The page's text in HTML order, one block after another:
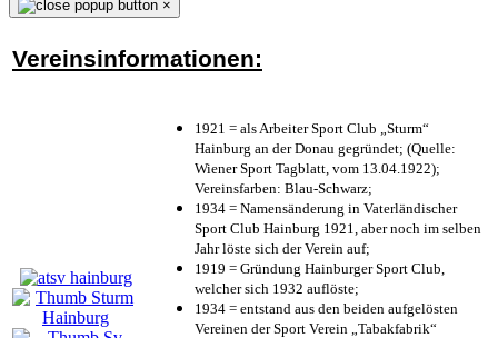
×
Vereinsinformationen:
1921 = als Arbeiter Sport Club „Sturm“
Hainburg an der Donau gegründet; (Quelle:
Wiener Sport Tagblatt, vom 13.04.1922);
Vereinsfarben: Blau-Schwarz;
1934 = Namensänderung in Vaterländischer
Sport Club Hainburg 1921, aber noch im selben
Jahr löste sich der Verein auf;
1919 = Gründung Hainburger Sport Club,
welcher sich 1932 auflöste;
1934 = entstand aus den beiden aufgelösten
Vereinen der Sport Verein „Tabakfabrik“